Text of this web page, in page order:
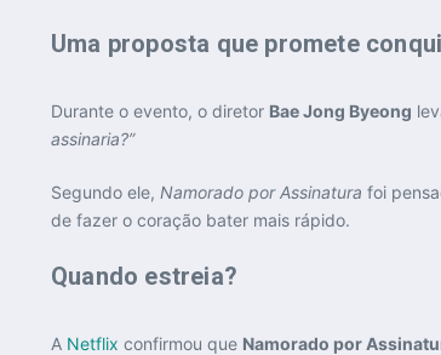
Uma proposta que promete
Durante o evento, o diretor Bae Jong Byeong
assinaria?”
Segundo ele, Namorado por Assinatura foi
de fazer o coração bater mais rápido.
Quando estreia?
A Netflix confirmou que Namorado por